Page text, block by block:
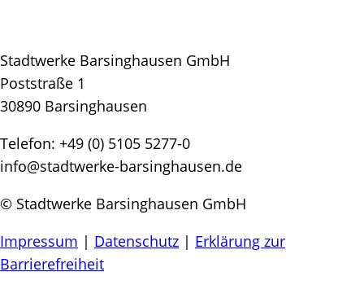
Stadtwerke Barsinghausen GmbH
Poststraße 1
30890 Barsinghausen
Telefon: +49 (0) 5105 5277-0
info@stadtwerke-barsinghausen.de
© Stadtwerke Barsinghausen GmbH
Impressum | Datenschutz | Erklärung zur
Barrierefreiheit